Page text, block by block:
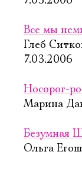
Все мы
Глеб
7.03.2006
Носорог-
Марина
Безумная
Ольга